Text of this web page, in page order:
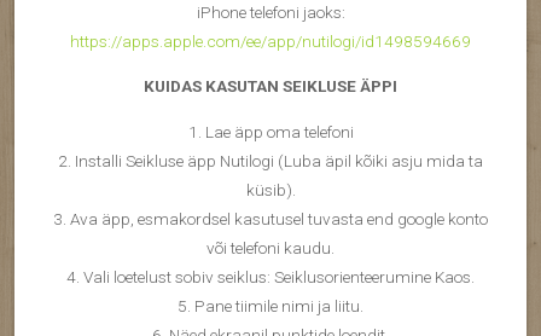
iPhone telefoni jaoks:
https://apps.apple.com/ee/app/nutilogi/id1498594669
KUIDAS KASUTAN SEIKLUSE ÄPPI
1. Lae äpp oma telefoni
2. Installi Seikluse äpp Nutilogi (Luba äpil kõiki asju mida ta
küsib).
3. Ava äpp, esmakordsel kasutusel tuvasta end google konto
või telefoni kaudu.
4. Vali loetelust sobiv seiklus: Seiklusorienteerumine Kaos.
5. Pane tiimile nimi ja liitu.